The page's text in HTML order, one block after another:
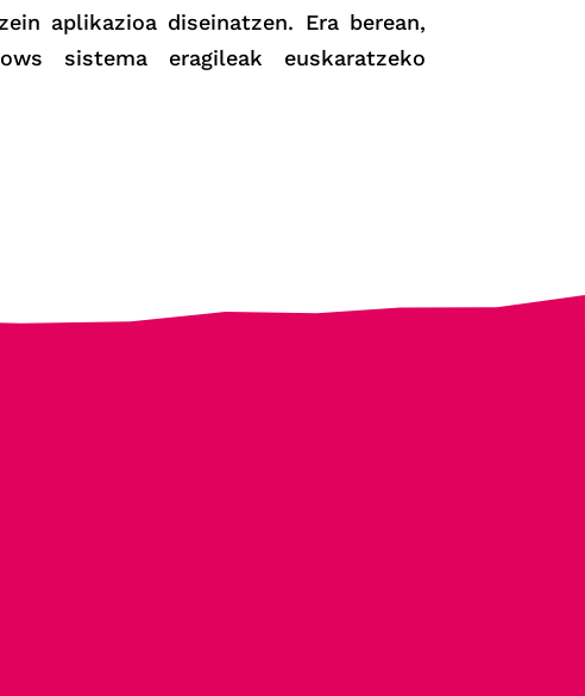
aplikazioa diseinatzen. Era berean,
sistema eragileak euskaratzeko